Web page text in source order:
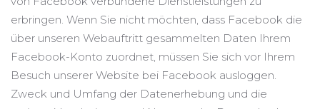
erbringen. Wenn Sie nicht möchten, dass Facebook die
über unseren Webauftritt gesammelten Daten Ihrem
Facebook-Konto zuordnet, müssen Sie sich vor Ihrem
Besuch unserer Website bei Facebook ausloggen.
Zweck und Umfang der Datenerhebung und die